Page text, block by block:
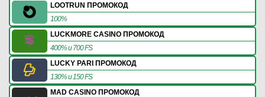
LOOTRUN ПРОМОКОД
100%
LUCKMORE CASINO ПРОМОКОД
400% и 700 FS
LUCKY PARI ПРОМОКОД
130% и 150 FS
MAD CASINO ПРОМОКОД